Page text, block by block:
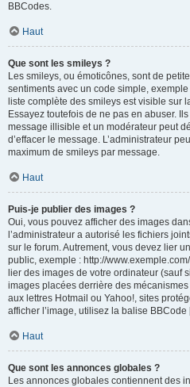
BBCodes.
Haut
Que sont les smileys ?
Les smileys, ou émoticônes, sont de
sentiments avec un code simple,
liste complète des smileys est visible sur
Essayez toutefois de ne pas en abuser.
message illisible et un modérateur peut
d’effacer le message. L’administrateur
maximum de smileys par message.
Haut
Puis-je publier des images ?
Oui, vous pouvez afficher des images
l’administrateur a autorisé les fichiers
sur le forum. Autrement, vous devez lier
public, exemple : http://
lier des images de votre ordinateur (sauf
images placées derrière des
aux lettres Hotmail ou Yahoo!, sites
afficher l’image, utilisez la balise BBCode
Haut
Que sont les annonces globales ?
Les annonces globales contiennent des